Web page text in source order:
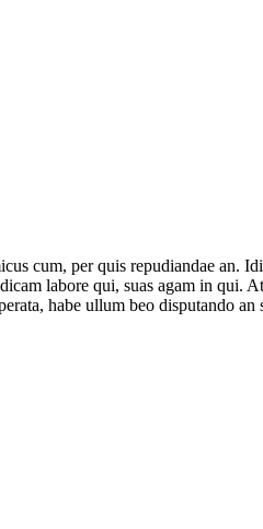
cum, per quis repudiandae an.
labore qui, suas agam in
habe ullum beo disputando